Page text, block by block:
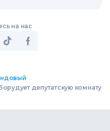
на нас
депутатскую комнату